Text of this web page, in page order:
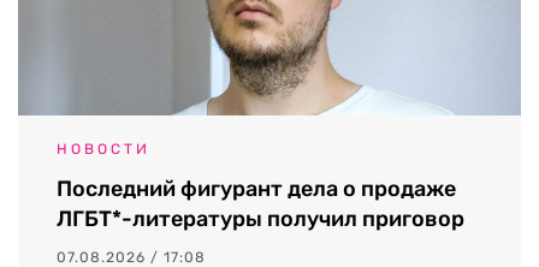
НОВОСТИ
Последний фигурант дела о продаже
ЛГБТ*-литературы получил приговор
07.08.2026 / 17:08